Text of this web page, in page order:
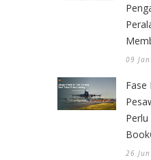
09
Fase
26